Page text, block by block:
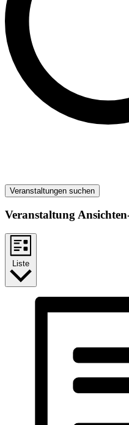
Veranstaltungen suchen
Veranstaltung
Liste